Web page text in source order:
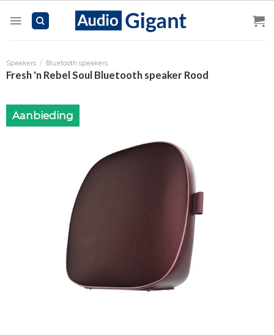
Speakers / Bluetooth speakers
Fresh 'n Rebel Soul Bluetooth speaker Rood
Aanbieding